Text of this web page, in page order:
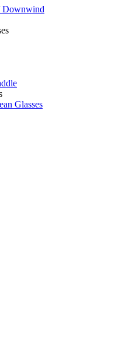
Downwind
Glasses